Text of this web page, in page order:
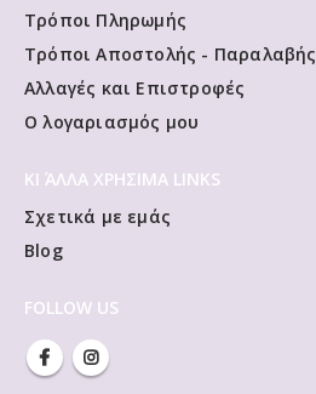
Τρόποι Πληρωμής
Τρόποι Αποστολής - Παραλαβής
Αλλαγές και Επιστροφές
Ο λογαριασμός μου
ΚΙ ΆΛΛΑ ΧΡΗΣΙΜΑ LINKS
Σχετικά με εμάς
Blog
FOLLOW US